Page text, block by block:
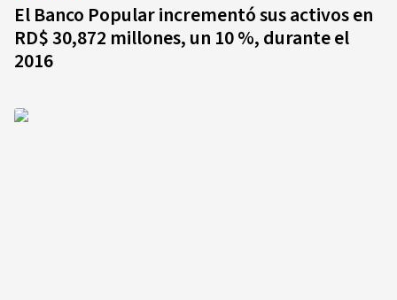
El Banco Popular incrementó sus activos en
RD$ 30,872 millones, un 10 %, durante el
2016